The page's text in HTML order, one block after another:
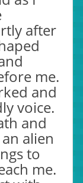
after
me.
and
voice.
and
alien
to
me.